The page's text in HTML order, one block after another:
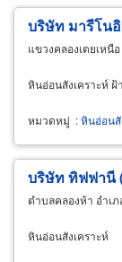
บริษัท มารีโน
แขวงคลองเตยเหนื
หินอ่อนสังเคราะห์
หมวดหมู่ :หินอ่อนสั
บริษัท ทิฟฟานี
ตำบลคลองห้า อำเ
หินอ่อนสังเคราะห์